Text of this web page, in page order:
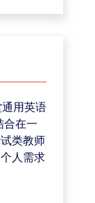
用英语
合在一
类教师
人需求